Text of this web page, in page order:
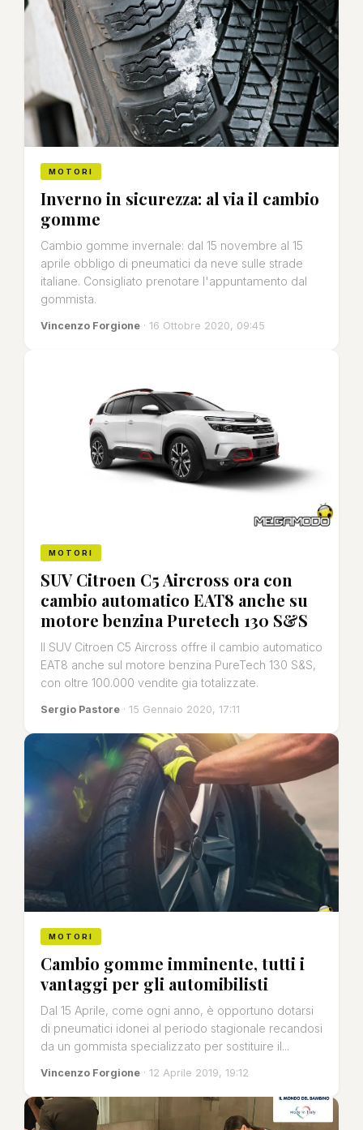
MOTORI
Inverno in sicurezza: al via il cambio
gomme
Cambio gomme invernale: dal 15 novembre al 15
aprile obbligo di pneumatici da neve sulle strade
italiane. Consigliato prenotare l'appuntamento dal
gommista.
Vincenzo Forgione · 16 Ottobre 2020, 09:45
MOTORI
SUV Citroen C5 Aircross ora con
cambio automatico EAT8 anche su
motore benzina Puretech 130 S&S
Il SUV Citroen C5 Aircross offre il cambio automatico
EAT8 anche sul motore benzina PureTech 130 S&S,
con oltre 100.000 vendite gia totalizzate.
Sergio Pastore · 15 Gennaio 2020, 17:11
MOTORI
Cambio gomme imminente, tutti i
vantaggi per gli automibilisti
Dal 15 Aprile, come ogni anno, è opportuno dotarsi
di pneumatici idonei al periodo stagionale recandosi
da un gommista specializzato per sostituire il...
Vincenzo Forgione · 12 Aprile 2019, 19:12